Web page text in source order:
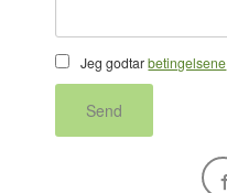
Jeg godtarbetingelsene
Send